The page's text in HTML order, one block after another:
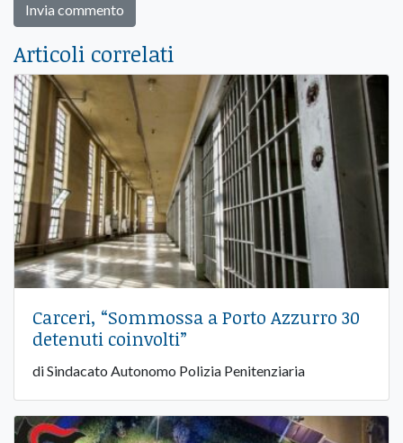
Articoli correlati
Carceri, “Sommossa a Porto Azzurro 30
detenuti coinvolti”
di Sindacato Autonomo Polizia Penitenziaria